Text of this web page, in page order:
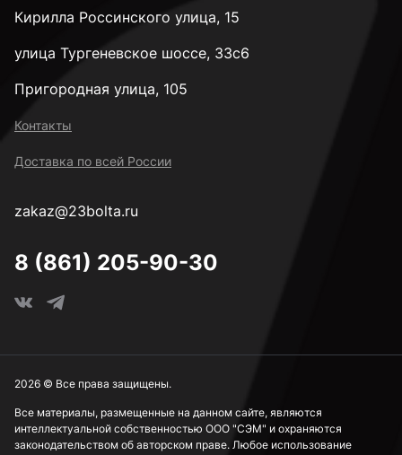
Кирилла Россинского улица, 15
улица Тургеневское шоссе, 33с6
Пригородная улица, 105
Контакты
Доставка по всей России
zakaz@23bolta.ru
8 (861) 205-90-30
Все материалы, размещенные на данном сайте, являются
интеллектуальной собственностью ООО "СЭМ" и охраняются
законодательством об авторском праве. Любое использование
2026 © Все права защищены.